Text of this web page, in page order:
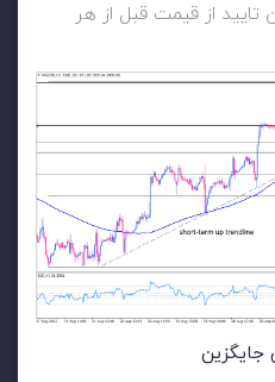
از قیمت قبل از هر